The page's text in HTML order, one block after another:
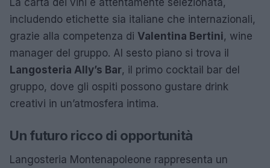
includendo etichette sia italiane che internazionali,
grazie alla competenza di Valentina Bertini, wine
manager del gruppo. Al sesto piano si trova il
Langosteria Ally’s Bar, il primo cocktail bar del
gruppo, dove gli ospiti possono gustare drink
creativi in un’atmosfera intima.
Un futuro ricco di opportunità
Langosteria Montenapoleone rappresenta un